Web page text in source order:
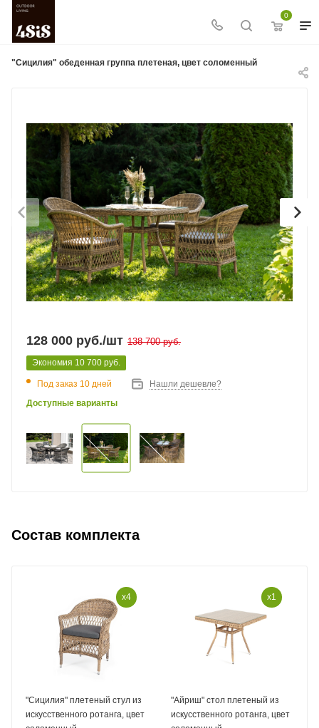
0
"Сицилия" обеденная группа плетеная, цвет соломенный
128 000 руб./шт 138 700руб.
Экономия 10 700 руб.
Под заказ 10 дней
Нашли дешевле?
Доступные варианты
Состав комплекта
x4
"Сицилия" плетеный стул из
искусственного ротанга, цвет
x1
"Айриш" стол плетеный из
искусственного ротанга, цвет